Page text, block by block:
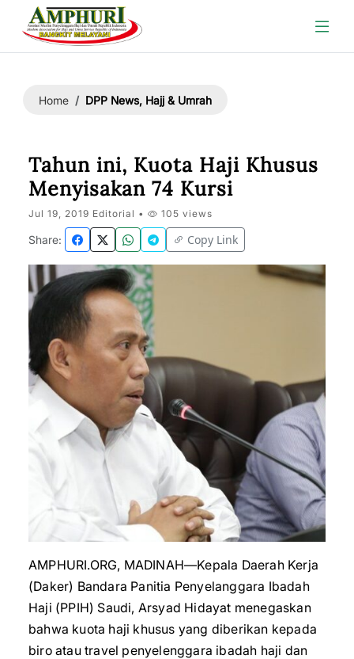
Home DPP News, Hajj & Umrah
Tahun ini, Kuota Haji Khusus
Menyisakan 74 Kursi
Jul 19, 2019 Editorial • 105 views
Share: Copy Link
AMPHURI.ORG, MADINAH—Kepala Daerah Kerja
(Daker) Bandara Panitia Penyelanggara Ibadah
Haji (PPIH) Saudi, Arsyad Hidayat menegaskan
bahwa kuota haji khusus yang diberikan kepada
biro atau travel penyelenggara ibadah haji dan